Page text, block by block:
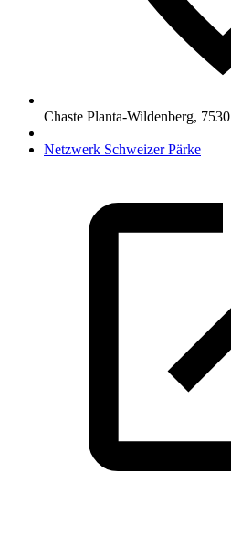
Chaste Planta-Wildenberg, 7530
Netzwerk Schweizer Pärke